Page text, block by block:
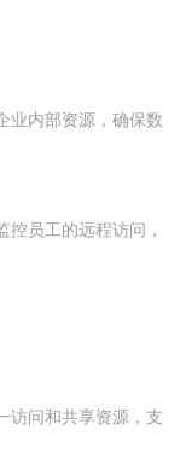
业内部资源，确保数
员工的远程访问，
访问和共享资源，支